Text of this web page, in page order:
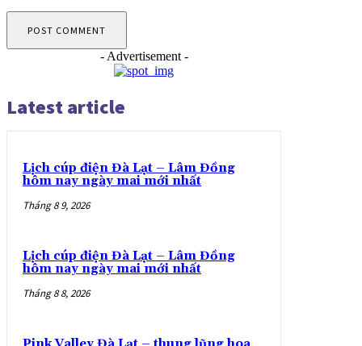
- Advertisement -
Latest article
Lịch cúp điện Đà Lạt – Lâm Đồng
hôm nay ngày mai mới nhất
Tháng 8 9, 2026
Lịch cúp điện Đà Lạt – Lâm Đồng
hôm nay ngày mai mới nhất
Tháng 8 8, 2026